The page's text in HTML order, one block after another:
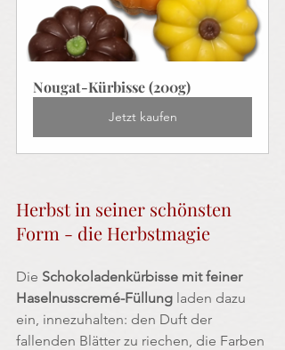
Nougat-Kürbisse (200g)
Jetzt kaufen
Herbst in seiner schönsten
Form - die Herbstmagie
Die Schokoladenkürbisse mit feiner
Haselnusscremé-Füllung laden dazu
ein, innezuhalten: den Duft der
fallenden Blätter zu riechen, die Farben